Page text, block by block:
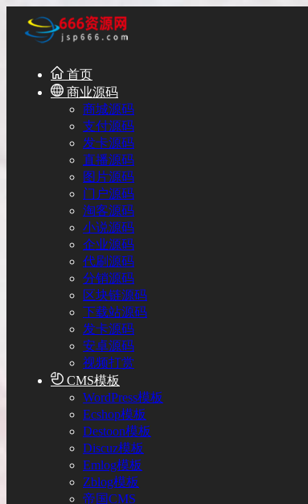
首页
商业源码
商城源码
支付源码
发卡源码
直播源码
图片源码
门户源码
淘客源码
小说源码
企业源码
代刷源码
分销源码
区块链源码
下载站源码
发卡源码
安卓源码
视频打赏
CMS模板
WordPress模板
Ecshop模板
Destoon模板
Discuz模板
Emlog模板
Zblog模板
帝国CMS